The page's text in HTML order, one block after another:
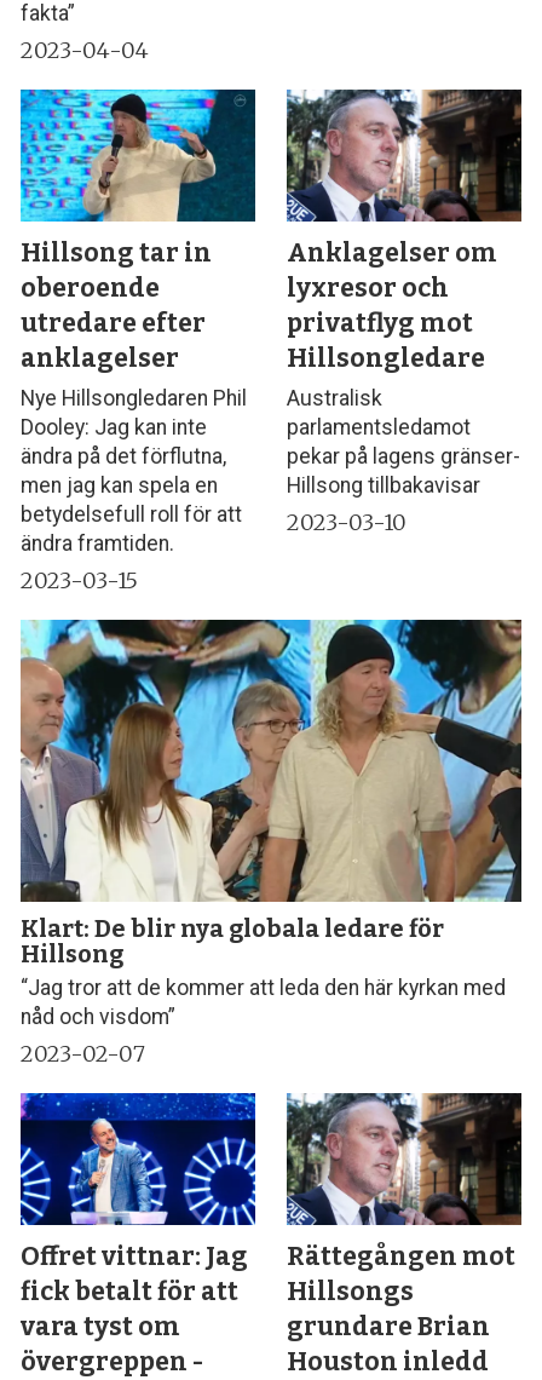
fakta”
2023-04-04
Hillsong tar in
oberoende
utredare efter
anklagelser
Nye Hillsongledaren Phil
Dooley: Jag kan inte
ändra på det förflutna,
men jag kan spela en
betydelsefull roll för att
ändra framtiden.
2023-03-15
Anklagelser om
lyxresor och
privatflyg mot
Hillsongledare
Australisk
parlamentsledamot
pekar på lagens gränser-
Hillsong tillbakavisar
2023-03-10
Klart: De blir nya globala ledare för
Hillsong
“Jag tror att de kommer att leda den här kyrkan med
nåd och visdom”
2023-02-07
Offret vittnar: Jag
fick betalt för att
vara tyst om
övergreppen -
Rättegången mot
Hillsongs
grundare Brian
Houston inledd